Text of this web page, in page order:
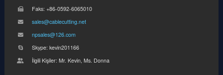
Faks: +86-0592-6065010
sales@cablecutting.net
npsales@126.com
Skype: kevin201166
İlgili Kişiler: Mr. Kevin, Ms. Donna